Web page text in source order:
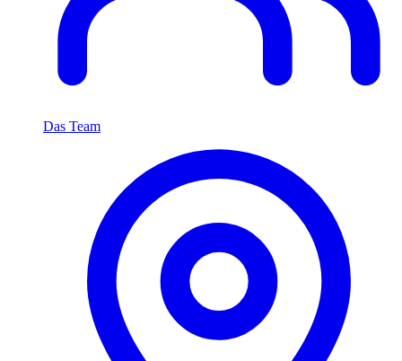
Das Team